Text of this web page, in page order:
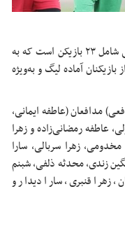
فهرست نهایی تیم ملی برای رقابت‌های انتخابی شامل ۲۳ بازیکن است که به
آماده لیگ و به‌ویژه
مدافعان (عاطفه ایمانی،
عاطفه رمضانی‌زاده و زهرا
زهرا سربالی، سارا
زندی، محدثه ذلفی، شبنم
زهرا قنبری، سارا دیدار و